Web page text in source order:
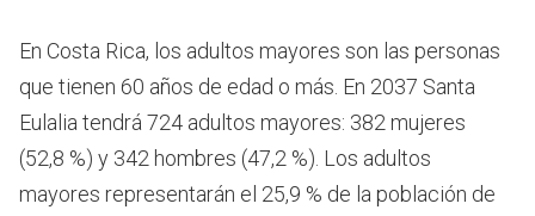
En Costa Rica, los adultos mayores son las personas
que tienen 60 años de edad o más. En 2037 Santa
Eulalia tendrá 724 adultos mayores: 382 mujeres
(52,8 %) y 342 hombres (47,2 %). Los adultos
mayores representarán el 25,9 % de la población de